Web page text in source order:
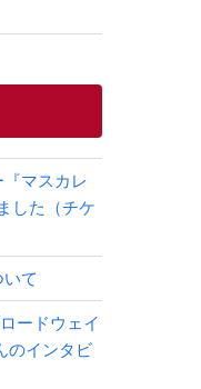
マスカレ
した（チケ
て
ードウェイ
のインタビ